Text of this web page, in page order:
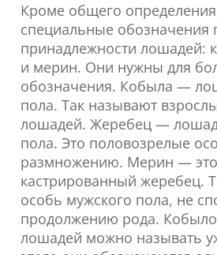
Кроме общего
специальные обозначения
принадлежности лошадей:
и мерин. Они нужны для
обозначения. Кобыла —
пола. Так называют
лошадей. Жеребец —
пола. Это половозрелые
размножению. Мерин — это
кастрированный жеребец.
особь мужского пола, не
продолжению рода.
лошадей можно называть